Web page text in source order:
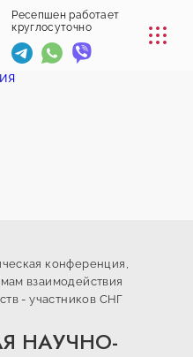
Ресепшен работает
круглосуточно
(17)
70-
774-
Ресепшен работает
круглосуточно
конференция,
взаимодействия
- участников СНГ
НАУЧНО-